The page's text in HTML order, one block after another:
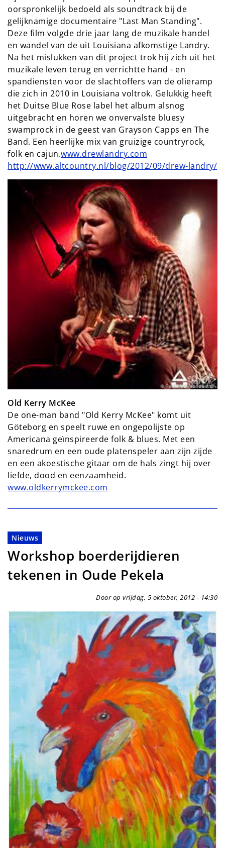
oorspronkelijk bedoeld als soundtrack bij de
gelijknamige documentaire "Last Man Standing".
Deze film volgde drie jaar lang de muzikale handel
en wandel van de uit Louisiana afkomstige Landry.
Na het mislukken van dit project trok hij zich uit het
muzikale leven terug en verrichtte hand - en
spandiensten voor de slachtoffers van de olieramp
die zich in 2010 in Louisiana voltrok. Gelukkig heeft
het Duitse Blue Rose label het album alsnog
uitgebracht en horen we onvervalste bluesy
swamprock in de geest van Grayson Capps en The
Band. Een heerlijke mix van gruizige countryrock,
folk en cajun.www.drewlandry.com
http://www.altcountry.nl/blog/2012/09/drew-landry/
Old Kerry McKee
De one-man band "Old Kerry McKee" komt uit
Göteborg en speelt ruwe en ongepolijste op
Americana geïnspireerde folk & blues. Met een
snaredrum en een oude platenspeler aan zijn zijde
en een akoestische gitaar om de hals zingt hij over
liefde, dood en eenzaamheid.
www.oldkerrymckee.com
Nieuws
Workshop boerderijdieren
tekenen in Oude Pekela
Door op vrijdag, 5 oktober, 2012 - 14:30